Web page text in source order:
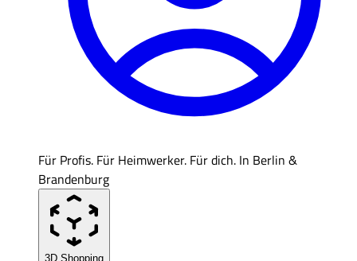
Für Profis. Für Heimwerker. Für dich. In Berlin &
Brandenburg
3D Shopping